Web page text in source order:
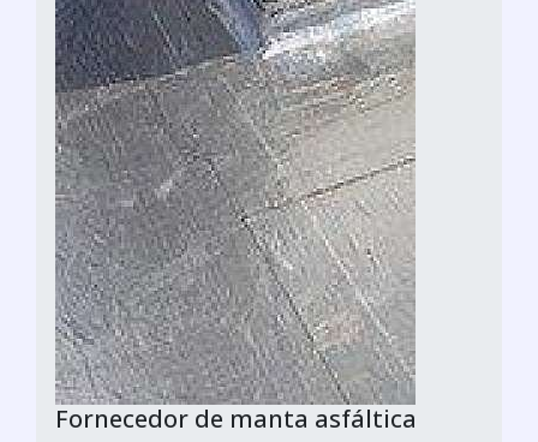
Fornecedor de manta asfáltica